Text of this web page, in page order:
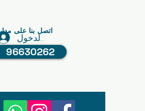
اتصل بنا على مدار 24 ساعة
96630262
تسجيل الدخول